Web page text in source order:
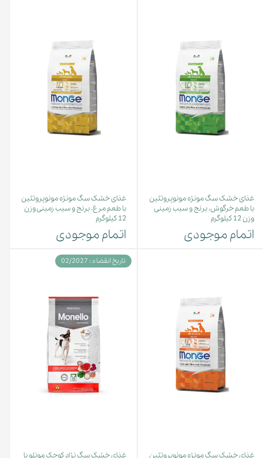
غذای خشک سگ مونژه مونوپروتئین
با طعم خرگوش، برنج و سیب زمینی
وزن 12 کیلوگرم
اتمام موجودی
غذای خشک سگ مونژه مونوپروتئین
با طعم مرغ، برنج و سیب زمینی وزن
12 کیلوگرم
اتمام موجودی
غذای خشک سگ مونژه مونوپروتئین غذای خشک سگ نژاد کوچک مونلو با
تاریخ انقضاء : 02/2027